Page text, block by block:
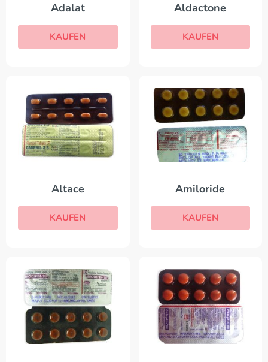
Adalat
KAUFEN
Aldactone
KAUFEN
Altace
KAUFEN
Amiloride
KAUFEN